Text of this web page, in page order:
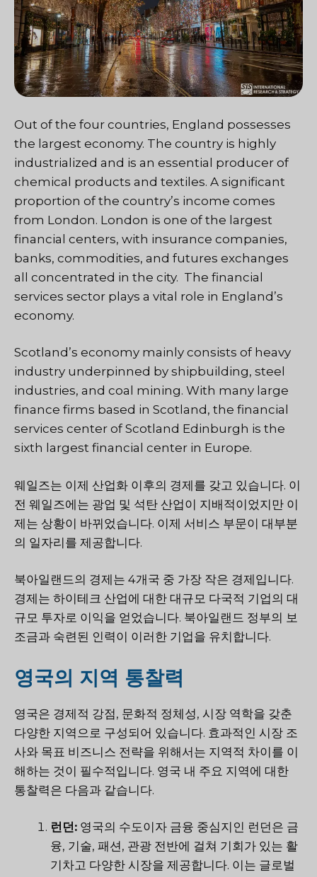
Out of the four countries, England possesses
the largest economy. The country is highly
industrialized and is an essential producer of
chemical products and textiles. A significant
proportion of the country’s income comes
from London. London is one of the largest
financial centers, with insurance companies,
banks, commodities, and futures exchanges
all concentrated in the city. The financial
services sector plays a vital role in England’s
economy.
Scotland’s economy mainly consists of heavy
industry underpinned by shipbuilding, steel
industries, and coal mining. With many large
finance firms based in Scotland, the financial
services center of Scotland Edinburgh is the
sixth largest financial center in Europe.
웨일즈는 이제 산업화 이후의 경제를 갖고 있습니다. 이
전 웨일즈에는 광업 및 석탄 산업이 지배적이었지만 이
제는 상황이 바뀌었습니다. 이제 서비스 부문이 대부분
의 일자리를 제공합니다.
북아일랜드의 경제는 4개국 중 가장 작은 경제입니다.
경제는 하이테크 산업에 대한 대규모 다국적 기업의 대
규모 투자로 이익을 얻었습니다. 북아일랜드 정부의 보
조금과 숙련된 인력이 이러한 기업을 유치합니다.
영국의 지역 통찰력
영국은 경제적 강점, 문화적 정체성, 시장 역학을 갖춘
다양한 지역으로 구성되어 있습니다. 효과적인 시장 조
사와 목표 비즈니스 전략을 위해서는 지역적 차이를 이
해하는 것이 필수적입니다. 영국 내 주요 지역에 대한
통찰력은 다음과 같습니다.
런던: 영국의 수도이자 금융 중심지인 런던은 금
융, 기술, 패션, 관광 전반에 걸쳐 기회가 있는 활
기차고 다양한 시장을 제공합니다. 이는 글로벌